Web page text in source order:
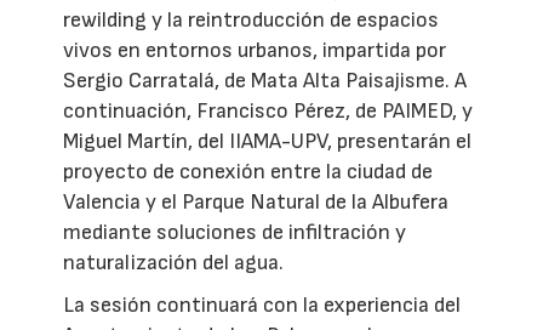
rewilding y la reintroducción de espacios
vivos en entornos urbanos, impartida por
Sergio Carratalá, de Mata Alta Paisajisme. A
continuación, Francisco Pérez, de PAIMED, y
Miguel Martín, del IIAMA-UPV, presentarán el
proyecto de conexión entre la ciudad de
Valencia y el Parque Natural de la Albufera
mediante soluciones de infiltración y
naturalización del agua.
La sesión continuará con la experiencia del